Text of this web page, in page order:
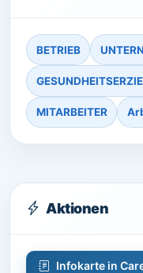
BETRIEB
MITARBEITER
Aktionen
Infokarte in